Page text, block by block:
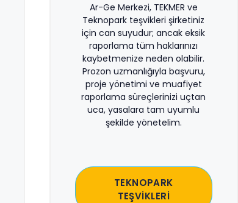
Ar-Ge Merkezi, TEKMER ve
Teknopark teşvikleri şirketiniz
için can suyudur; ancak eksik
raporlama tüm haklarınızı
kaybetmenize neden olabilir.
Prozon uzmanlığıyla başvuru,
proje yönetimi ve muafiyet
raporlama süreçlerinizi uçtan
uca, yasalara tam uyumlu
şekilde yönetelim.
TEKNOPARK
TEŞVİKLERİ